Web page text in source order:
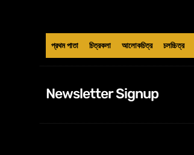
প্রথম পাতা চিত্রকলা আলোকচিত্র চলচ্চিত্র
Newsletter Signup